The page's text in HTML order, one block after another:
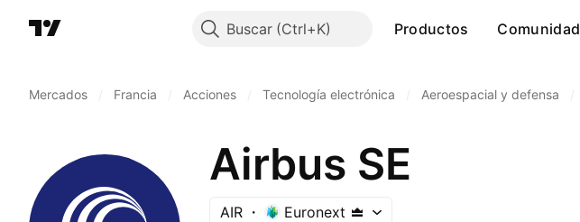
Buscar Productos Comunidad
Mercados Francia Acciones Tecnología electrónica Aeroespacial y defensa
Airbus SE
AIR Euronext